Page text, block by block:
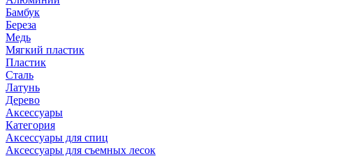
Бамбук
Береза
Медь
Мягкий пластик
Пластик
Сталь
Латунь
Дерево
Аксессуары
Категория
Аксессуары для спиц
Аксессуары для съемных лесок